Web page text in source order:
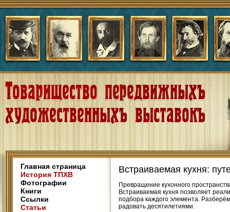
Главная страница
История ТПХВ
Фотографии
Книги
Ссылки
Статьи
Встраиваемая кухня:
Превращение кухонного
Встраиваемая кухня позволяет
подбора каждого элемента.
радовать десятилетиями.